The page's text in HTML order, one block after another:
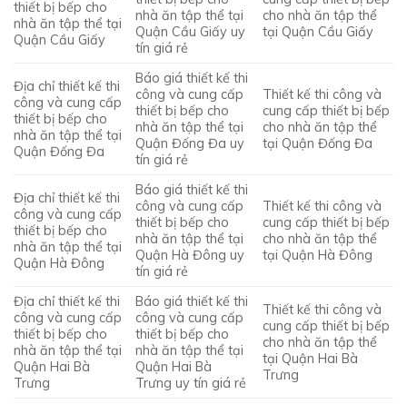
thiết bị bếp cho
nhà ăn tập thể tại
Quận Cầu Giấy
nhà ăn tập thể tại
Quận Cầu Giấy uy
tín giá rẻ
cho nhà ăn tập thể
tại Quận Cầu Giấy
Địa chỉ thiết kế thi
công và cung cấp
thiết bị bếp cho
nhà ăn tập thể tại
Quận Đống Đa
Báo giá thiết kế thi
công và cung cấp
thiết bị bếp cho
nhà ăn tập thể tại
Quận Đống Đa uy
tín giá rẻ
Thiết kế thi công và
cung cấp thiết bị bếp
cho nhà ăn tập thể
tại Quận Đống Đa
Địa chỉ thiết kế thi
công và cung cấp
thiết bị bếp cho
nhà ăn tập thể tại
Quận Hà Đông
Báo giá thiết kế thi
công và cung cấp
thiết bị bếp cho
nhà ăn tập thể tại
Quận Hà Đông uy
tín giá rẻ
Thiết kế thi công và
cung cấp thiết bị bếp
cho nhà ăn tập thể
tại Quận Hà Đông
Địa chỉ thiết kế thi
công và cung cấp
thiết bị bếp cho
nhà ăn tập thể tại
Quận Hai Bà
Trưng
Báo giá thiết kế thi
công và cung cấp
thiết bị bếp cho
nhà ăn tập thể tại
Quận Hai Bà
Trưng uy tín giá rẻ
Thiết kế thi công và
cung cấp thiết bị bếp
cho nhà ăn tập thể
tại Quận Hai Bà
Trưng